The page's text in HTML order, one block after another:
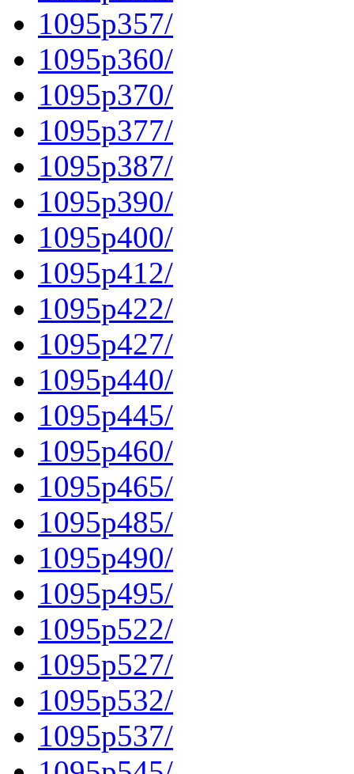
1095p357/
1095p360/
1095p370/
1095p377/
1095p387/
1095p390/
1095p400/
1095p412/
1095p422/
1095p427/
1095p440/
1095p445/
1095p460/
1095p465/
1095p485/
1095p490/
1095p495/
1095p522/
1095p527/
1095p532/
1095p537/